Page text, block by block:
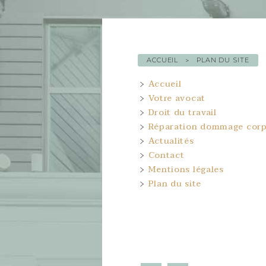
ACCUEIL PLAN DU SITE
Accueil
Votre avocat
Droit du travail
Réparation dommage
Actualités
Contact
Mentions légales
Plan du site